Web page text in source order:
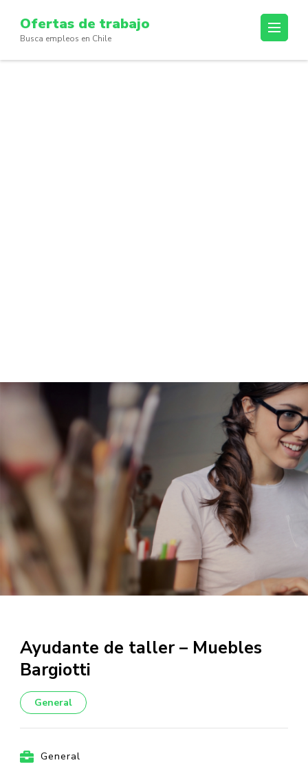
content
(Press
Ofertas de trabajo
Busca empleos en Chile
Ayudante de taller – Muebles
Bargiotti
General
General